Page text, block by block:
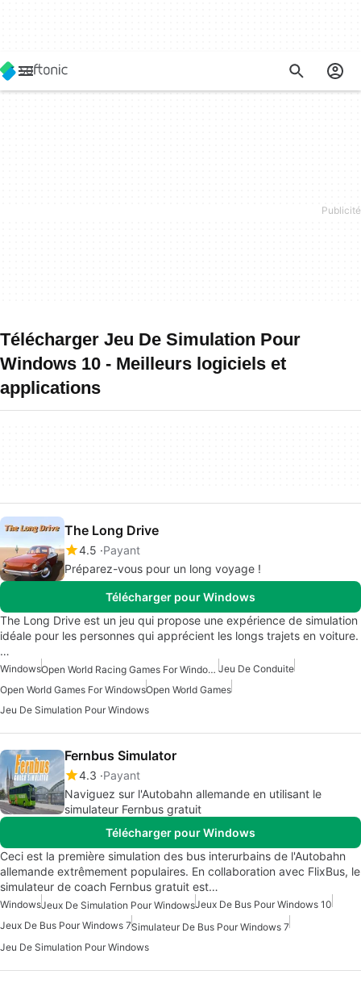
Télécharger Jeu De Simulation Pour
Windows 10 - Meilleurs logiciels et
applications
The Long Drive
4.5 Payant
Préparez-vous pour un long voyage !
Télécharger pour Windows
The Long Drive est un jeu qui propose une expérience de simulation
idéale pour les personnes qui apprécient les longs trajets en voiture.
…
Windows Open World Racing Games For Windows Jeu De Conduite
Open World Games For WindowsOpen World Games
Jeu De Simulation Pour Windows
Fernbus Simulator
4.3 Payant
Naviguez sur l'Autobahn allemande en utilisant le
simulateur Fernbus gratuit
Télécharger pour Windows
Ceci est la première simulation des bus interurbains de l'Autobahn
allemande extrêmement populaires. En collaboration avec FlixBus, le
simulateur de coach Fernbus gratuit est…
WindowsJeux De Simulation Pour WindowsJeux De Bus Pour Windows 10
Jeux De Bus Pour Windows 7Simulateur De Bus Pour Windows 7
Jeu De Simulation Pour Windows